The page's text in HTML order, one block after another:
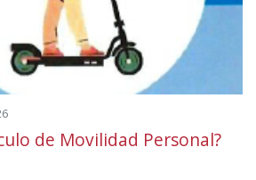
de Movilidad Personal?